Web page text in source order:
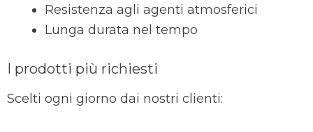
Resistenza agli agenti atmosferici
Lunga durata nel tempo
I prodotti più richiesti
Scelti ogni giorno dai nostri clienti: